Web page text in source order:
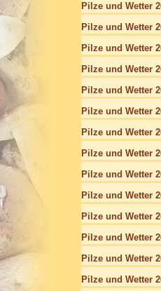
Pilze und Wetter
Pilze und Wetter
Pilze und Wetter
Pilze und Wetter
Pilze und Wetter
Pilze und Wetter
Pilze und Wetter
Pilze und Wetter
Pilze und Wetter
Pilze und Wetter
Pilze und Wetter
Pilze und Wetter
Pilze und Wetter
Pilze und Wetter